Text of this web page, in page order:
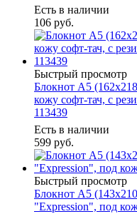
Есть в наличии
106 руб.
Быстрый просмотр
Блокнот А5
кожу софт-тач, с
113439
Есть в наличии
599 руб.
Быстрый просмотр
Блокнот А5
"Expression", под